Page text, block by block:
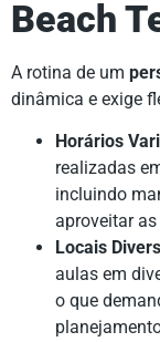
Beach
A rotina de um
dinâmica e exige
Horários
realizadas
incluindo
aproveitar
Locais
aulas em
o que